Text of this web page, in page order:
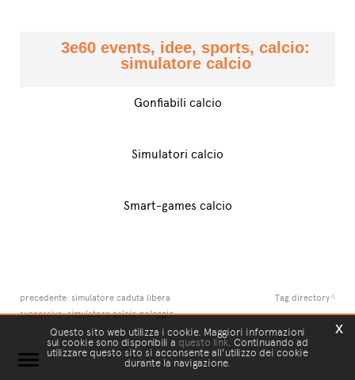
3e60 events, idee, sports, calcio:
simulatore calcio
Gonfiabili calcio
Simulatori calcio
Smart-games calcio
precedente: simulatore caduta libera
successivo:simulatore calcio noleggio
Tag directory
x
Questo sito web utilizza i cookie. Maggiori informazioni
sui cookie sono disponibili a questo link. Continuando ad
utilizzare questo sito si acconsente all'utilizzo dei cookie
durante la navigazione.